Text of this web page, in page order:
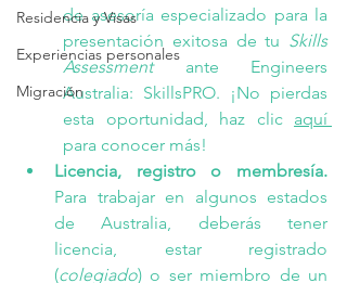
Residencia y Visas
Experiencias personales
Migración
de asesoría especializado para la
presentación exitosa de tu Skills
Assessment ante Engineers
Australia: SkillsPRO. ¡No pierdas
esta oportunidad, haz clic
para conocer más!
Para trabajar en algunos estados
de Australia, deberás tener
licencia, estar registrado
(colegiado) o ser miembro de un